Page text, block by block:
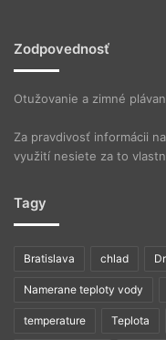
Zodpovednosť
Otužovanie a zimné
Za pravdivosť informácii
využití nesiete za to
Tagy
Bratislava chlad
Namerane teploty vody
temperature Teplota